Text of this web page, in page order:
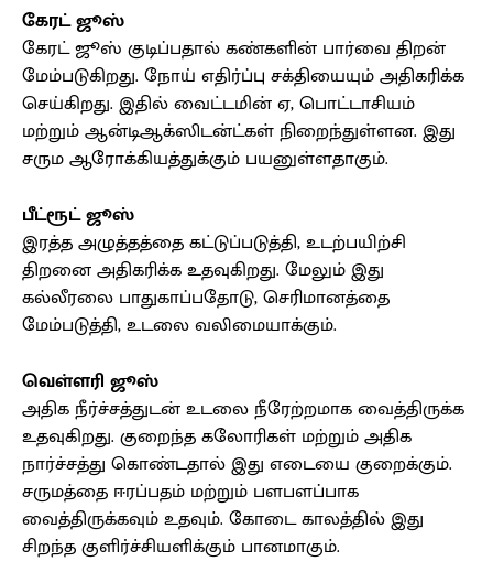
கேரட் ஜூஸ்
கேரட் ஜூஸ் குடிப்பதால் கண்களின் பார்வை திறன்
மேம்படுகிறது. நோய் எதிர்ப்பு சக்தியையும் அதிகரிக்க
செய்கிறது. இதில் வைட்டமின் ஏ, பொட்டாசியம்
மற்றும் ஆன்டிஆக்ஸிடன்ட்கள் நிறைந்துள்ளன. இது
சரும ஆரோக்கியத்துக்கும் பயனுள்ளதாகும்.
பீட்ரூட் ஜூஸ்
இரத்த அழுத்தத்தை கட்டுப்படுத்தி, உடற்பயிற்சி
திறனை அதிகரிக்க உதவுகிறது. மேலும் இது
கல்லீரலை பாதுகாப்பதோடு, செரிமானத்தை
மேம்படுத்தி, உடலை வலிமையாக்கும்.
வெள்ளரி ஜூஸ்
அதிக நீர்ச்சத்துடன் உடலை நீரேற்றமாக வைத்திருக்க
உதவுகிறது. குறைந்த கலோரிகள் மற்றும் அதிக
நார்ச்சத்து கொண்டதால் இது எடையை குறைக்கும்.
சருமத்தை ஈரப்பதம் மற்றும் பளபளப்பாக
வைத்திருக்கவும் உதவும். கோடை காலத்தில் இது
சிறந்த குளிர்ச்சியளிக்கும் பானமாகும்.